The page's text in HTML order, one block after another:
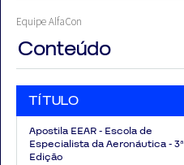
GRATUITAS!
Equipe AlfaCon
Conteúdo
TÍTULO
Apostila EEAR - Escola de
Especialista da Aeronáutica - 3ª
Edição